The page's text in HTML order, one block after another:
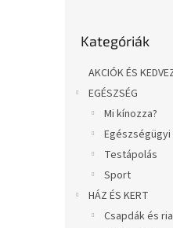
átugrása
Kategóriák
AKCIÓK ÉS
EGÉSZSÉG
Mi kínozza?
Testápolás
Sport
HÁZ ÉS KERT
Csapdák és